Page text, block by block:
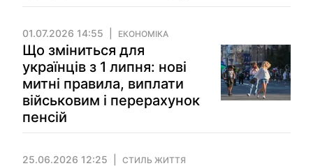
01.07.2026 14:55 ЕКОНОМІКА
Що зміниться для
українців з 1 липня: нові
митні правила, виплати
військовим і перерахунок
пенсій
25.06.2026 12:25 СТИЛЬ ЖИТТЯ